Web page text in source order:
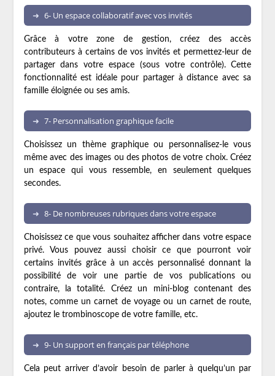
6- Un espace collaboratif avec vos invités
Grâce à votre zone de gestion, créez des accès
contributeurs à certains de vos invités et permettez-leur de
partager dans votre espace (sous votre contrôle). Cette
fonctionnalité est idéale pour partager à distance avec sa
famille éloignée ou ses amis.
7- Personnalisation graphique facile
Choisissez un thème graphique ou personnalisez-le vous
même avec des images ou des photos de votre choix. Créez
un espace qui vous ressemble, en seulement quelques
secondes.
8- De nombreuses rubriques dans votre espace
Choisissez ce que vous souhaitez afficher dans votre espace
privé. Vous pouvez aussi choisir ce que pourront voir
certains invités grâce à un accès personnalisé donnant la
possibilité de voir une partie de vos publications ou
contraire, la totalité. Créez un mini-blog contenant des
notes, comme un carnet de voyage ou un carnet de route,
ajoutez le trombinoscope de votre famille, etc.
9- Un support en français par téléphone
Cela peut arriver d’avoir besoin de parler à quelqu’un par